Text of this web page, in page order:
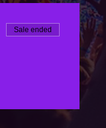
Sale ended